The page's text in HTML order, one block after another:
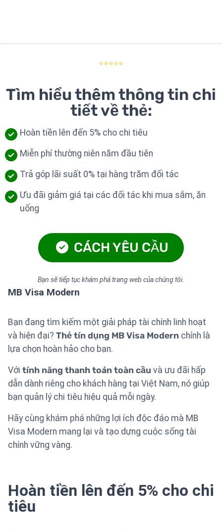
⭐⭐⭐⭐⭐
Tìm hiểu thêm thông tin chi
tiết về thẻ:
Hoàn tiền lên đến 5% cho chi tiêu
Miễn phí thường niên năm đầu tiên
Trả góp lãi suất 0% tại hàng trăm đối tác
Ưu đãi giảm giá tại các đối tác khi mua sắm, ăn
uống
CÁCH YÊU CẦU
Bạn sẽ tiếp tục khám phá trang web của chúng tôi.
MB Visa Modern
Bạn đang tìm kiếm một giải pháp tài chính linh hoạt
và hiện đại? Thẻ tín dụng MB Visa Modern chính là
lựa chọn hoàn hảo cho bạn.
Với tính năng thanh toán toàn cầu và ưu đãi hấp
dẫn dành riêng cho khách hàng tại Việt Nam, nó giúp
bạn quản lý chi tiêu hiệu quả mỗi ngày.
Hãy cùng khám phá những lợi ích độc đáo mà MB
Visa Modern mang lại và tạo dựng cuộc sống tài
chính vững vàng.
Hoàn tiền lên đến 5% cho chi
tiêu